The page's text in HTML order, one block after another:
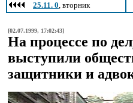
25.11. 0, вторник
[02.07.1999, 17:02:43]
На процессе по
выступили
защитники и